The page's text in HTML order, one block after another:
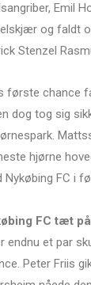
Emil
og faldt
Stenzel
første chance
dog tog sig
hjørne
Nykøbing FC i
FC tæt
endnu et par
Peter Friis